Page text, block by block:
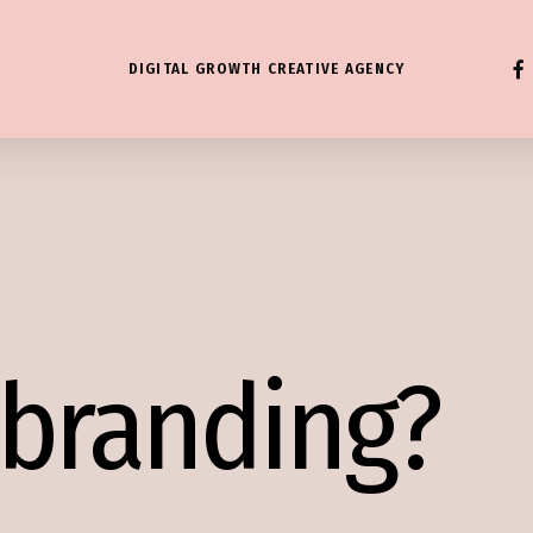
DIGITAL GROWTH CREATIVE AGENCY
branding?